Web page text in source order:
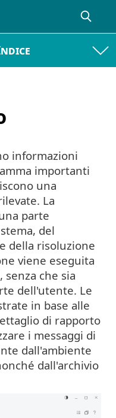
informazioni
importanti
una
La
parte
del
della risoluzione
viene eseguita
che sia
dell'utente. Le
in base alle
di rapporto
i messaggi di
dall'ambiente
dall'archivio